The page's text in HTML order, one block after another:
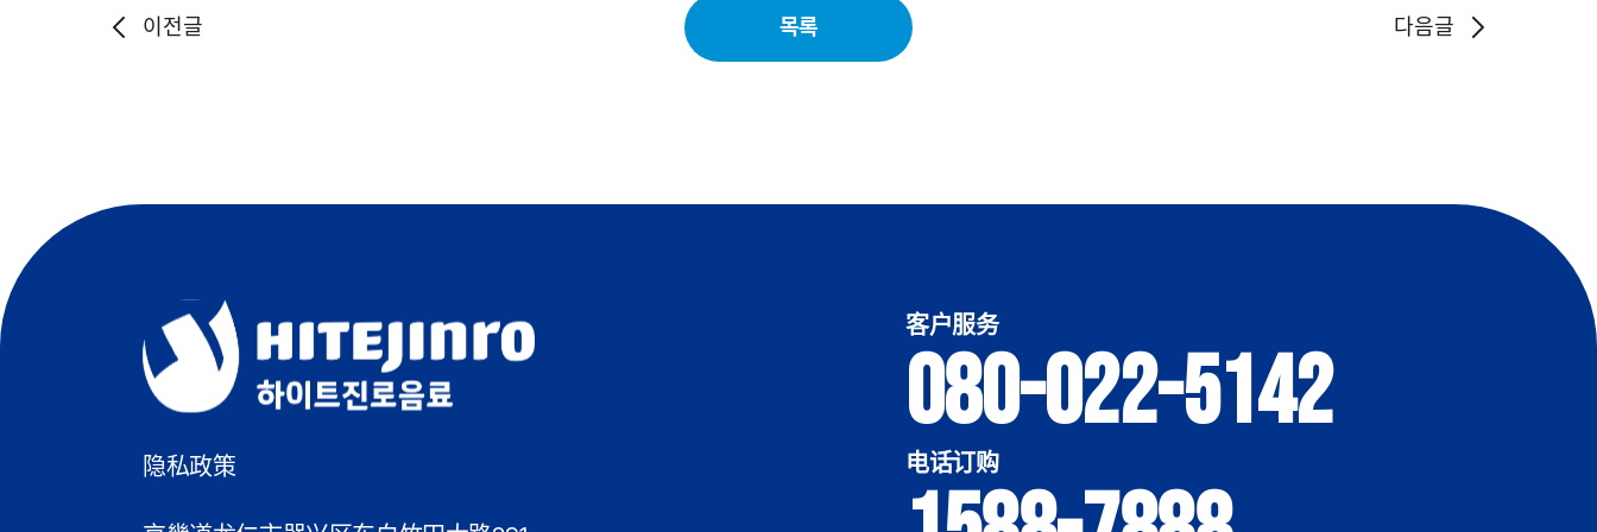
이전글 목록 다음글
隐私政策
客户服务
080-022-5142
电话订购